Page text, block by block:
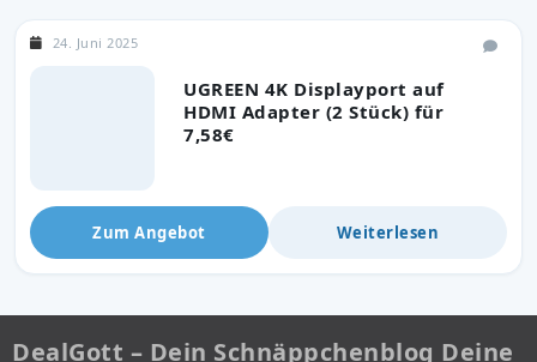
UGREEN 4K Displayport auf
HDMI Adapter (2 Stück) für
7,58€
24. Juni 2025
Zum Angebot Weiterlesen
DealGott – Dein Schnäppchenblog Deine